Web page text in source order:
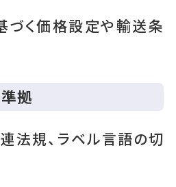
づく価格設定や輸送条
拠
法規、ラベル言語の切